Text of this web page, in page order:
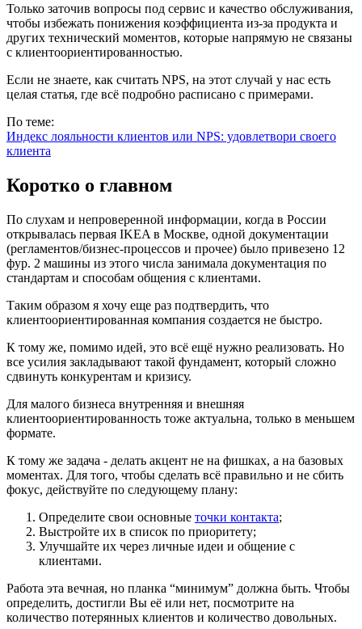
Только заточив вопросы под сервис и качество обслуживания,
чтобы избежать понижения коэффициента из-за продукта и
других технический моментов, которые напрямую не связаны
с клиентоориентированностью.
Если не знаете, как считать NPS, на этот случай у нас есть
целая статья, где всё подробно расписано с примерами.
По теме:
Индекс лояльности клиентов или NPS: удовлетвори своего
клиента
Коротко о главном
По слухам и непроверенной информации, когда в России
открывалась первая IKEA в Москве, одной документации
(регламентов/бизнес-процессов и прочее) было привезено 12
фур. 2 машины из этого числа занимала документация по
стандартам и способам общения с клиентами.
Таким образом я хочу еще раз подтвердить, что
клиентоориентированная компания создается не быстро.
К тому же, помимо идей, это всё ещё нужно реализовать. Но
все усилия закладывают такой фундамент, который сложно
сдвинуть конкурентам и кризису.
Для малого бизнеса внутренняя и внешняя
клиентоориентированность тоже актуальна, только в меньшем
формате.
К тому же задача - делать акцент не на фишках, а на базовых
моментах. Для того, чтобы сделать всё правильно и не сбить
фокус, действуйте по следующему плану:
Определите свои основные точки контакта;
Выстройте их в список по приоритету;
Улучшайте их через личные идеи и общение с
клиентами.
Работа эта вечная, но планка “минимум” должна быть. Чтобы
определить, достигли Вы её или нет, посмотрите на
количество потерянных клиентов и количество довольных.